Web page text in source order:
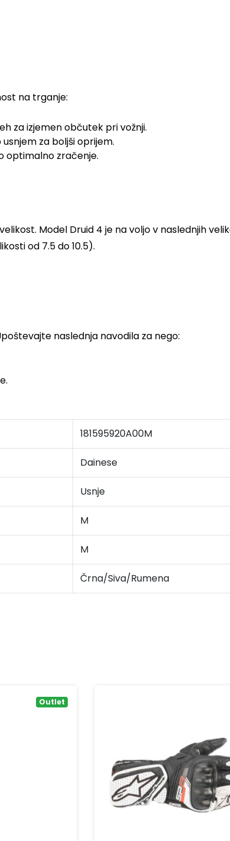
na trganje:
za izjemen občutek pri vožnji.
za boljši oprijem.
optimalno zračenje.
Model Druid 4 je na voljo v naslednjih
od 7.5 do 10.5).
naslednja navodila za nego:
181595920A00M
Dainese
Usnje
M
M
Črna/Siva/Rumena
Outlet